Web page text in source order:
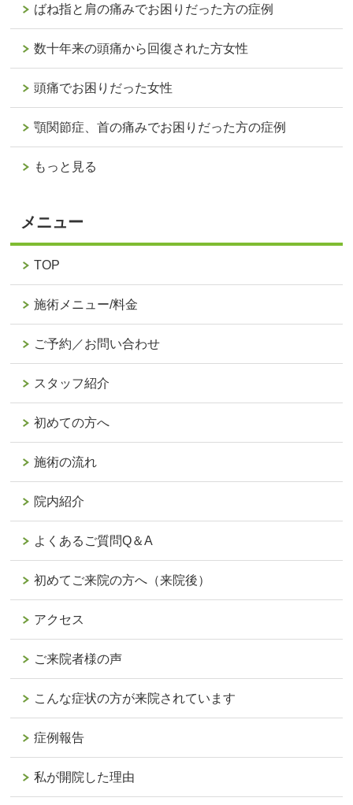
ばね指と肩の痛みでお困りだった方の症例
数十年来の頭痛から回復された方女性
頭痛でお困りだった女性
顎関節症、首の痛みでお困りだった方の症例
もっと見る
メニュー
TOP
施術メニュー/料金
ご予約／お問い合わせ
スタッフ紹介
初めての方へ
施術の流れ
院内紹介
よくあるご質問Q＆A
初めてご来院の方へ（来院後）
アクセス
ご来院者様の声
こんな症状の方が来院されています
症例報告
私が開院した理由